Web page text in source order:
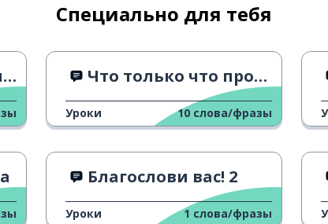
Специально для тебя
Что только что произошло
Уроки 10 слова/фразы
Благослови вас! 2
Уроки 1 слова/фразы